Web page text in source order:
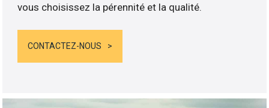
vous choisissez la pérennité et la qualité.
CONTACTEZ-NOUS